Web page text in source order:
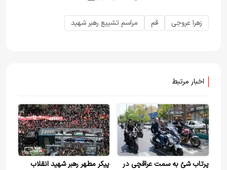
زهرا عروجی قم مراسم تشییع رهبر شهید
اخبار مرتبط
پرتاب شئ به سمت عراقچی در
پیکر مطهر رهبر شهید انقلاب